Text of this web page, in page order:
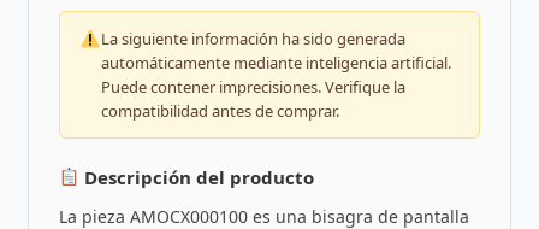
La siguiente información ha sido generada
automáticamente mediante inteligencia artificial.
Puede contener imprecisiones. Verifique la
compatibilidad antes de comprar.
Descripción del producto
La pieza AMOCX000100 es una bisagra de pantalla